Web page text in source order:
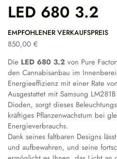
LED 680 3.2
EMPFOHLENER VERKAUFSPREIS
850,00 €
Die LED 680 3.2 von Pure
den Cannabisanbau im
Energieeffizienz mit einer Rate von
Ausgestattet mit Samsung
Dioden, sorgt dieses
kräftiges Pflanzenwachstum bei
Energieverbrauchs.
Dank seines faltbaren Designs
und aufbewahren, und seine